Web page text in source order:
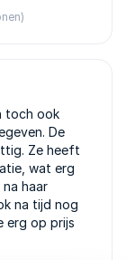
toch ook
De
Ze heeft
wat erg
haar
na tijd nog
erg op prijs